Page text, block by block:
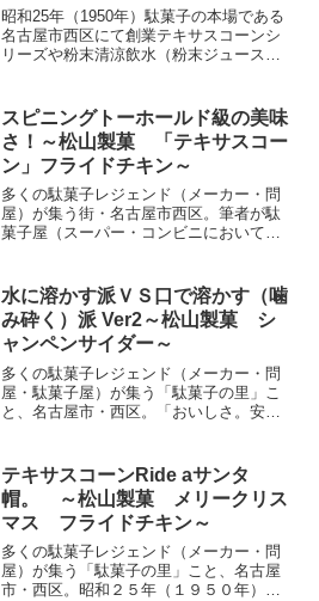
昭和25年（1950年）駄菓子の本場である
名古屋市西区にて創業テキサスコーンシ
リーズや粉末清涼飲水（粉末ジュース）
み焼】を食べてみたら、安定の美味しさ
にパケに刻まれし文...
スピニングトーホールド級の美味
さ！～松山製菓 「テキサスコー
ン」フライドチキン～
多くの駄菓子レジェンド（メーカー・問
屋）が集う街・名古屋市西区。筆者が駄
菓子屋（スーパー・コンビニにおいて
ン」シリーズを生みだした「松山製菓
HP」も、その一翼を担うメー...
水に溶かす派ＶＳ口で溶かす（噛
み砕く）派 Ver2～松山製菓 シ
ャンペンサイダー～
多くの駄菓子レジェンド（メーカー・問
屋・駄菓子屋）が集う「駄菓子の里」こ
と、名古屋市・西区。「おいしさ。安
菓もその一翼を担うレジェンドメーカ
ー！！今回紹介する松山製菓の...
テキサスコーンRide aサンタ
帽。 ～松山製菓 メリークリス
マス フライドチキン～
多くの駄菓子レジェンド（メーカー・問
屋）が集う「駄菓子の里」こと、名古屋
市・西区。昭和２５年（１９５０年）の